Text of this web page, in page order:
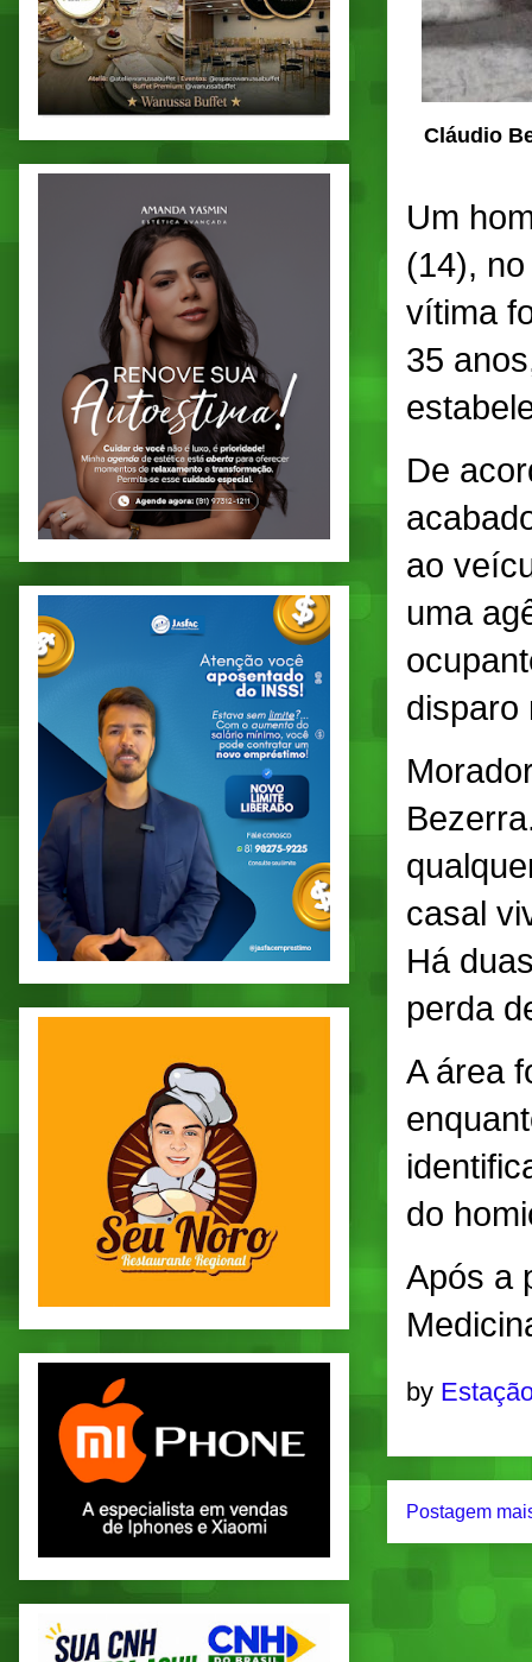
Cláudio
Um
(14),
vítima
35
De
ao
uma
disparo
casal
Há
perda
A área
do
Após a
by
Postagem